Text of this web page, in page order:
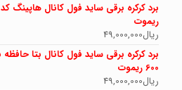
ریموت
ریال49,000,000
برد کرکره برقی ساید فول کانال بتا حافظه
600 ریموت
ریال49,000,000